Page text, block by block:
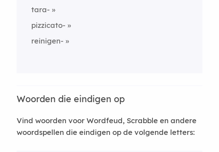
tara-
pizzicato-
reinigen-
Woorden die eindigen op
Vind woorden voor Wordfeud, Scrabble en andere
woordspellen die eindigen op de volgende letters: